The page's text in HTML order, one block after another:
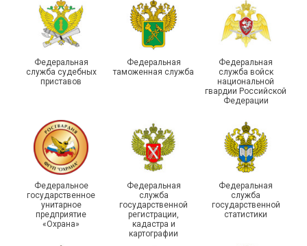
Храбрым детям – добрые
подарки
Адыгейской организации
Профсоюза подвел итоги
работы и наметил новые
векторы развития
Члены Новосибирской
организации Профсоюза
приняли участие в
молодежном форуме
«Профсоюзная миссия –
2026»
Выпускники школы
молодого профлидера в
Самаре получили
дипломы
Федеральная
служба судебных
приставов
Федеральная
таможенная служба
Федеральная
служба войск
национальной
гвардии Российской
Федерации
Федеральное
государственное
унитарное
предприятие
«Охрана»
Федеральная
служба
государственной
регистрации,
кадастра и
картографии
Федеральная
служба
государственной
статистики